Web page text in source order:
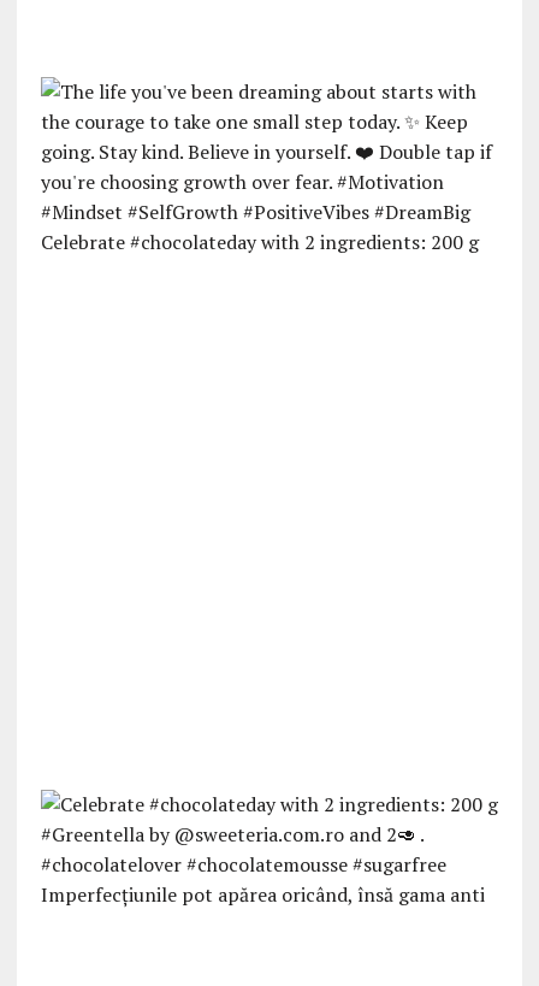
Celebrate #chocolateday with 2 ingredients: 200 g
Imperfecțiunile pot apărea oricând, însă gama anti